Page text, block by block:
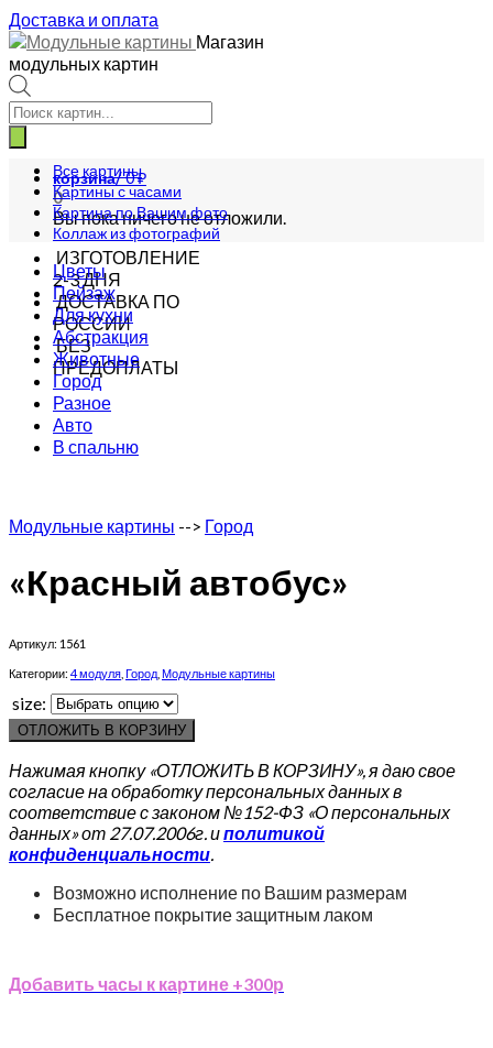
Доставка и оплата
Магазин
модульных картин
Поиск
товаров
корзина/0₽
0
Вы пока ничего не отложили.
ИЗГОТОВЛЕНИЕ
2-3 ДНЯ
ДОСТАВКА ПО
РОССИИ
БЕЗ
ПРЕДОПЛАТЫ
Все картины
Картины с часами
Картина по Вашим фото
Коллаж из фотографий
Цветы
Пейзаж
Для кухни
Абстракция
Животные
Город
Разное
Авто
В спальню
Модульные картины --> Город
«Красный автобус»
Артикул: 1561
Категории: 4 модуля Город Модульные картины
size:
ОТЛОЖИТЬ В КОРЗИНУ
Нажимая кнопку «ОТЛОЖИТЬ В КОРЗИНУ», я даю свое
согласие на обработку персональных данных в
соответствие с законом №152-ФЗ «О персональных
данных» от 27.07.2006г. иполитикой
конфиденциальности.
Возможно исполнение по Вашим размерам
Бесплатное покрытие защитным лаком
Добавить часы к картине +300р